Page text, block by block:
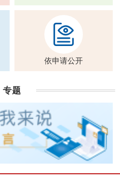
依申请公开
专题